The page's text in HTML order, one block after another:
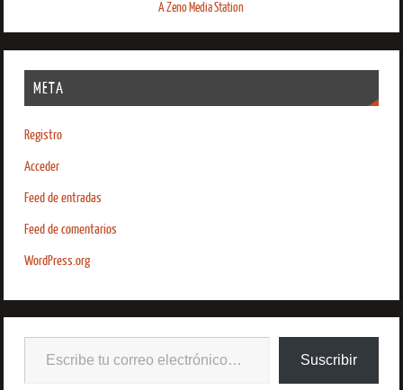
A Zeno Media Station
META
Registro
Acceder
Feed de entradas
Feed de comentarios
WordPress.org
Suscribir